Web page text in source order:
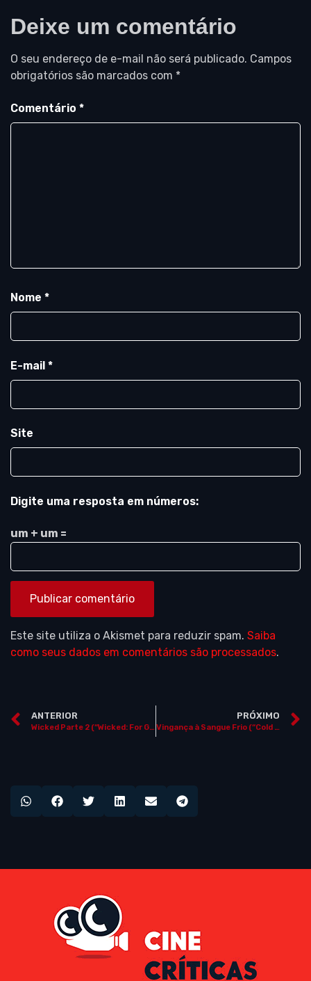
Deixe um comentário
O seu endereço de e-mail não será publicado. Campos
obrigatórios são marcados com *
Comentário *
Nome *
E-mail *
Site
Digite uma resposta em números:
um + um =
Este site utiliza o Akismet para reduzir spam. Saiba
como seus dados em comentários são processados.
ANTERIOR
Wicked Parte 2 (“Wicked: For Good”)
PRÓXIMO
Vingança à Sangue Frio (“Cold Blood Legacy”)